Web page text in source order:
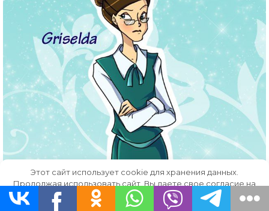
Этот сайт использует cookie для хранения данных.
Продолжая использовать сайт, Вы даете свое согласие на
работу с этими файлами.
OK